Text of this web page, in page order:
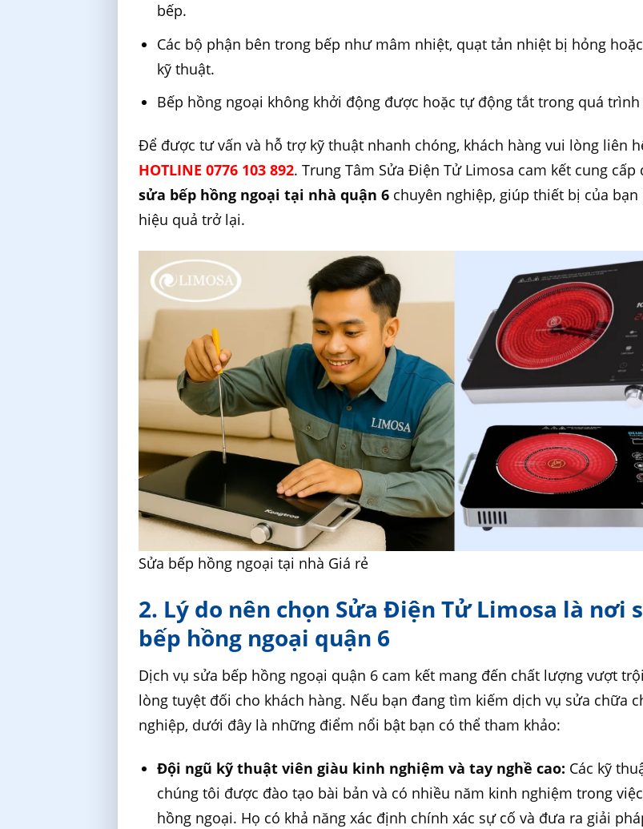
bếp.
Các bộ phận bên trong bếp như mâm nhiệt, quạt tản nhiệt bị hỏng
kỹ thuật.
Bếp hồng ngoại không khởi động được hoặc tự động tắt trong quá
Để được tư vấn và hỗ trợ kỹ thuật nhanh chóng, khách hàng vui lòng liên
HOTLINE 0776 103 892. Trung Tâm Sửa Điện Tử Limosa cam kết cung cấp
sửa bếp hồng ngoại tại nhà quận 6 chuyên nghiệp, giúp thiết bị của
hiệu quả trở lại.
Sửa bếp hồng ngoại tại nhà Giá rẻ
2. Lý do nên chọn Sửa Điện Tử Limosa là nơi
bếp hồng ngoại quận 6
Dịch vụ sửa bếp hồng ngoại quận 6 cam kết mang đến chất lượng vượt
lòng tuyệt đối cho khách hàng. Nếu bạn đang tìm kiếm dịch vụ sửa chữa
nghiệp, dưới đây là những điểm nổi bật bạn có thể tham khảo:
Đội ngũ kỹ thuật viên giàu kinh nghiệm và tay nghề cao: Các kỹ
chúng tôi được đào tạo bài bản và có nhiều năm kinh nghiệm trong
hồng ngoại. Họ có khả năng xác định chính xác sự cố và đưa ra giải